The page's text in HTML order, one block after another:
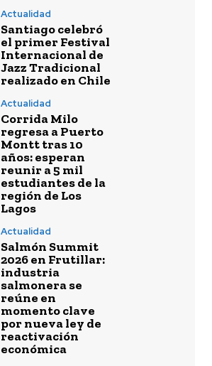
Actualidad
Santiago celebró
el primer Festival
Internacional de
Jazz Tradicional
realizado en Chile
Actualidad
Corrida Milo
regresa a Puerto
Montt tras 10
años: esperan
reunir a 5 mil
estudiantes de la
región de Los
Lagos
Actualidad
Salmón Summit
2026 en Frutillar:
industria
salmonera se
reúne en
momento clave
por nueva ley de
reactivación
económica